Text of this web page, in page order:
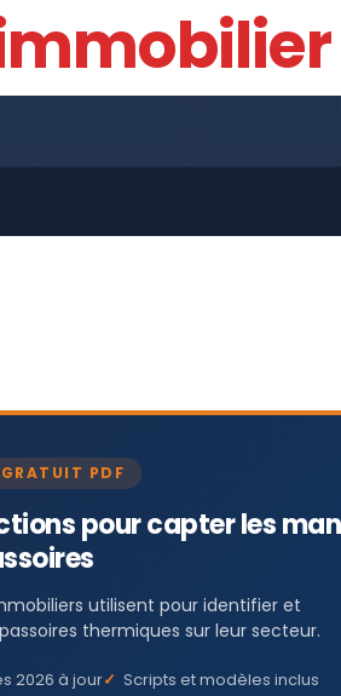
PDF
pour capter les
utilisent pour identifier et
thermiques sur leur secteur.
2026 à jour Scripts et modèles inclus